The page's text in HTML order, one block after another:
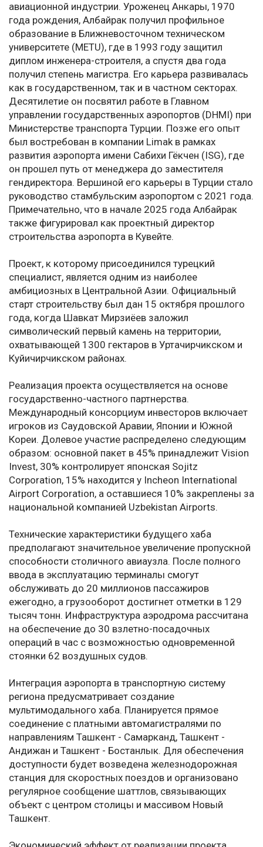
авиационной индустрии. Уроженец Анкары, 1970
года рождения, Албайрак получил профильное
образование в Ближневосточном техническом
университете (METU), где в 1993 году защитил
диплом инженера-строителя, а спустя два года
получил степень магистра. Его карьера развивалась
как в государственном, так и в частном секторах.
Десятилетие он посвятил работе в Главном
управлении государственных аэропортов (DHMI) при
Министерстве транспорта Турции. Позже его опыт
был востребован в компании Limak в рамках
развития аэропорта имени Сабихи Гёкчен (ISG), где
он прошел путь от менеджера до заместителя
гендиректора. Вершиной его карьеры в Турции стало
руководство стамбульским аэропортом с 2021 года.
Примечательно, что в начале 2025 года Албайрак
также фигурировал как проектный директор
строительства аэропорта в Кувейте.
Проект, к которому присоединился турецкий
специалист, является одним из наиболее
амбициозных в Центральной Азии. Официальный
старт строительству был дан 15 октября прошлого
года, когда Шавкат Мирзиёев заложил
символический первый камень на территории,
охватывающей 1300 гектаров в Уртачирчикском и
Куйичирчикском районах.
Реализация проекта осуществляется на основе
государственно-частного партнерства.
Международный консорциум инвесторов включает
игроков из Саудовской Аравии, Японии и Южной
Кореи. Долевое участие распределено следующим
образом: основной пакет в 45% принадлежит Vision
Invest, 30% контролирует японская Sojitz
Corporation, 15% находится у Incheon International
Airport Corporation, а оставшиеся 10% закреплены за
национальной компанией Uzbekistan Airports.
Технические характеристики будущего хаба
предполагают значительное увеличение пропускной
способности столичного авиаузла. После полного
ввода в эксплуатацию терминалы смогут
обслуживать до 20 миллионов пассажиров
ежегодно, а грузооборот достигнет отметки в 129
тысяч тонн. Инфраструктура аэродрома рассчитана
на обеспечение до 30 взлетно-посадочных
операций в час с возможностью одновременной
стоянки 62 воздушных судов.
Интеграция аэропорта в транспортную систему
региона предусматривает создание
мультимодального хаба. Планируется прямое
соединение с платными автомагистралями по
направлениям Ташкент - Самарканд, Ташкент -
Андижан и Ташкент - Бостанлык. Для обеспечения
доступности будет возведена железнодорожная
станция для скоростных поездов и организовано
регулярное сообщение шаттлов, связывающих
объект с центром столицы и массивом Новый
Ташкент.